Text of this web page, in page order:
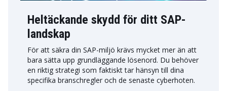
Heltäckande skydd för ditt SAP-
landskap
För att säkra din SAP-miljö krävs mycket mer än att
bara sätta upp grundläggande lösenord. Du behöver
en riktig strategi som faktiskt tar hänsyn till dina
specifika branschregler och de senaste cyberhoten.